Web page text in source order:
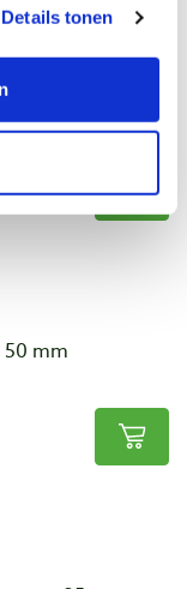
Details tonen
mm